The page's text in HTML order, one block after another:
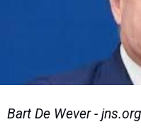
Bart De Wever - jns.org